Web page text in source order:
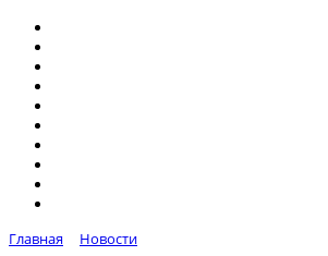
Главная
Новости